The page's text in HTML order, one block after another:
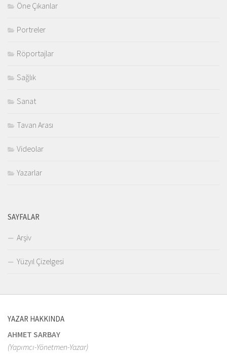
Öne Çıkanlar
Portreler
Röportajlar
Sağlık
Sanat
Tavan Arası
Videolar
Yazarlar
SAYFALAR
Arşiv
Yüzyıl Çizelgesi
YAZAR HAKKINDA
AHMET SARBAY
(Yapımcı-Yönetmen-Yazar)